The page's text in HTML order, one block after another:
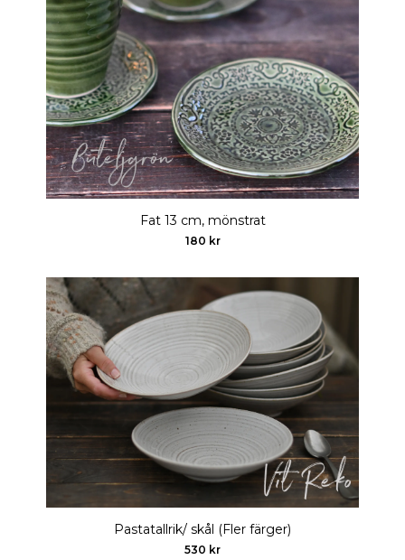
Fat 13 cm, mönstrat
180 kr
Pastatallrik/ skål (Fler färger)
530 kr